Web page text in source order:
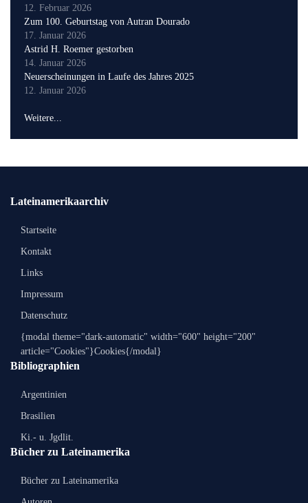
12. Februar 2026
Zum 100. Geburtstag von Autran Dourado
17. Januar 2026
Astrid H. Roemer gestorben
14. Januar 2026
Neuerscheinungen in Laufe des Jahres 2025
12. Januar 2026
Weitere...
Lateinamerikaarchiv
Startseite
Kontakt
Links
Impressum
Datenschutz
{modal theme="dark-automatic" width="600" height="200"
article="Cookies"}Cookies{/modal}
Bibliographien
Argentinien
Brasilien
Ki.- u. Jgdlit.
Bücher zu Lateinamerika
Bücher zu Lateinamerika